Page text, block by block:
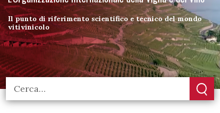
Il punto di riferimento scientifico e tecnico del mondo
vitivinicolo